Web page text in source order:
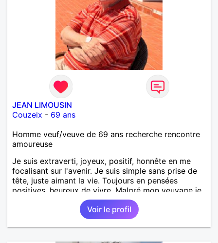
JEAN LIMOUSIN
Couzeix - 69 ans
Homme veuf/veuve de 69 ans recherche rencontre
amoureuse
Je suis extraverti, joyeux, positif, honnête en me
focalisant sur l'avenir. Je suis simple sans prise de
tête, juste aimant la vie. Toujours en pensées
positives, heureux de vivre. Malgré mon veuvage je
me tourne vers l'avenir pour une deuxième vie
intense, remplie de joie, de tendresse et pourquoi
pas par la suite d'amour. Déjà dans un premier
temps, se connaître, puis s'apprécier et ensuite
Voir le profil